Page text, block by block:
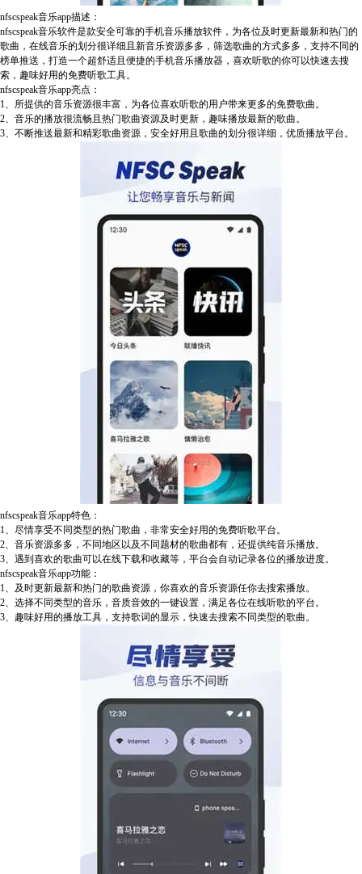
nfscspeak音乐app描述：
nfscspeak音乐软件是款安全可靠的手机音乐播放软件，为各位及时更新最新和热门的
歌曲，在线音乐的划分很详细且新音乐资源多多，筛选歌曲的方式多多，支持不同的
榜单推送，打造一个超舒适且便捷的手机音乐播放器，喜欢听歌的你可以快速去搜
索，趣味好用的免费听歌工具。
nfscspeak音乐app亮点：
1、所提供的音乐资源很丰富，为各位喜欢听歌的用户带来更多的免费歌曲。
2、音乐的播放很流畅且热门歌曲资源及时更新，趣味播放最新的歌曲。
3、不断推送最新和精彩歌曲资源，安全好用且歌曲的划分很详细，优质播放平台。
nfscspeak音乐app特色：
1、尽情享受不同类型的热门歌曲，非常安全好用的免费听歌平台。
2、音乐资源多多，不同地区以及不同题材的歌曲都有，还提供纯音乐播放。
3、遇到喜欢的歌曲可以在线下载和收藏等，平台会自动记录各位的播放进度。
nfscspeak音乐app功能：
1、及时更新最新和热门的歌曲资源，你喜欢的音乐资源任你去搜索播放。
2、选择不同类型的音乐，音质音效的一键设置，满足各位在线听歌的平台。
3、趣味好用的播放工具，支持歌词的显示，快速去搜索不同类型的歌曲。